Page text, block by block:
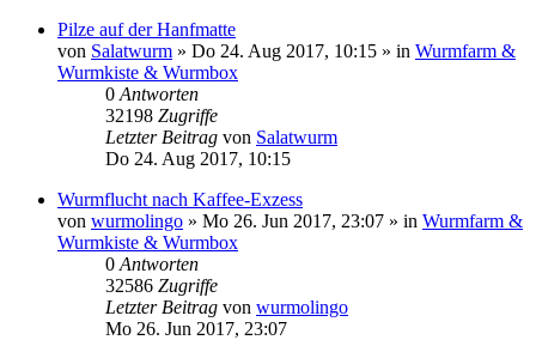
Pilze auf der Hanfmatte
von Salatwurm » Do 24. Aug 2017, 10:15 » in Wurmfarm &
Wurmkiste & Wurmbox
0 Antworten
32198 Zugriffe
Letzter Beitrag von Salatwurm
Do 24. Aug 2017, 10:15
Wurmflucht nach Kaffee-Exzess
von wurmolingo » Mo 26. Jun 2017, 23:07 » in Wurmfarm &
Wurmkiste & Wurmbox
0 Antworten
32586 Zugriffe
Letzter Beitrag von wurmolingo
Mo 26. Jun 2017, 23:07